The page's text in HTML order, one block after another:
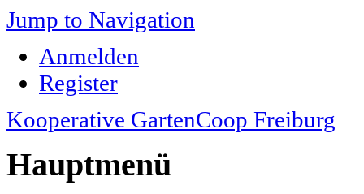
Jump to Navigation
Anmelden
Register
Kooperative GartenCoop Freiburg
Hauptmenü